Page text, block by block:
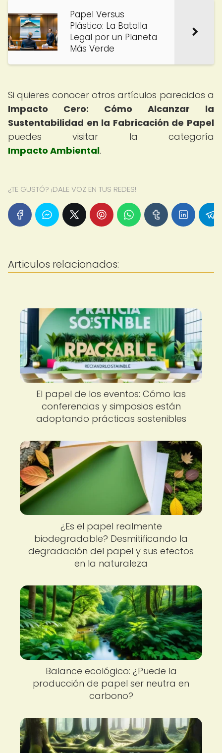
Papel Versus
Plástico: La Batalla
Legal por un Planeta
Más Verde
Si quieres conocer otros artículos parecidos a
Impacto Cero: Cómo Alcanzar la
Sustentabilidad en la Fabricación de Papel
puedes visitar la categoría
Impacto Ambiental.
¿TE GUSTÓ? ¡DALE VOZ EN TUS REDES!
Articulos relacionados:
El papel de los eventos: Cómo las
conferencias y simposios están
adoptando prácticas sostenibles
¿Es el papel realmente
biodegradable? Desmitificando la
degradación del papel y sus efectos
en la naturaleza
Balance ecológico: ¿Puede la
producción de papel ser neutra en
carbono?